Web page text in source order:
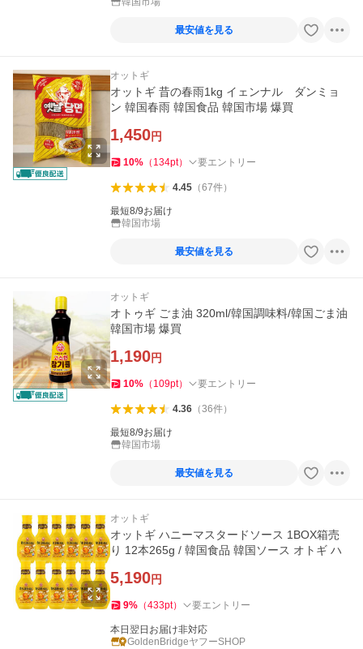
最安値を見る
オットギ
オットギ 昔の春雨1kg イェンナル ダンミョ
ン 韓国春雨 韓国食品 韓国市場 爆買
1,450円
10% （ 134pt） 要エントリー
4.45（67件）
最短8/9お届け
韓国市場
最安値を見る
オットギ
オトゥギ ごま油 320ml/韓国調味料/韓国ごま油
韓国市場 爆買
1,190円
10% （ 109pt） 要エントリー
4.36（36件）
最短8/9お届け
韓国市場
最安値を見る
オットギ
オットギ ハニーマスタードソース 1BOX箱売
り 12本265g / 韓国食品 韓国ソース オトギ ハ
5,190円
9% （433pt） 要エントリー
本日翌日お届け非対応
GoldenBridgeヤフーSHOP